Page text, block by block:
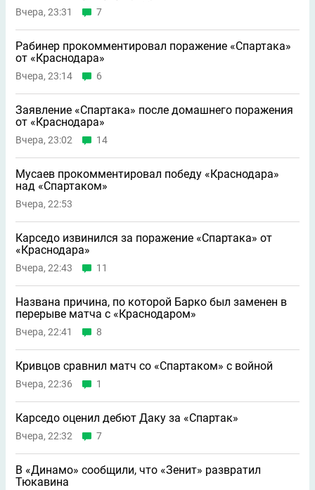
Вчера, 23:31 7
Рабинер прокомментировал поражение «Спартака»
от «Краснодара»
Вчера, 23:14 6
Заявление «Спартака» после домашнего поражения
от «Краснодара»
Вчера, 23:02 14
Мусаев прокомментировал победу «Краснодара»
над «Спартаком»
Вчера, 22:53
Карседо извинился за поражение «Спартака» от
«Краснодара»
Вчера, 22:43 11
Названа причина, по которой Барко был заменен в
перерыве матча с «Краснодаром»
Вчера, 22:41 8
Кривцов сравнил матч со «Спартаком» с войной
Вчера, 22:36 1
Карседо оценил дебют Даку за «Спартак»
Вчера, 22:32 7
В «Динамо» сообщили, что «Зенит» развратил
Тюкавина